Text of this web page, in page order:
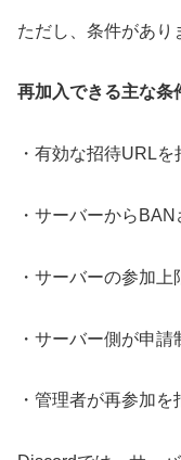
ただし、条件があり
再加入できる主な条
・有効な招待URLを
・サーバーからBAN
・サーバーの参加
・サーバー側が申請
・管理者が再参加を